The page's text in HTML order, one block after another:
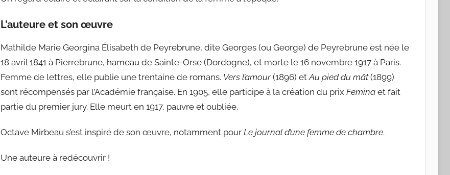
L’auteure et son œuvre
Mathilde Marie Georgina Élisabeth de Peyrebrune, dite Georges (ou George) de Peyrebrune est née le
18 avril 1841 à Pierrebrune, hameau de Sainte-Orse (Dordogne), et morte le 16 novembre 1917 à Paris.
Femme de lettres, elle publie une trentaine de romans. Vers l’amour(1896) etAu pied du mât(1899)
sont récompensés par l’Académie française. En 1905, elle participe à la création du prix Femina et fait
partie du premier jury. Elle meurt en 1917, pauvre et oubliée.
Octave Mirbeau s’est inspiré de son œuvre, notamment pourLe journal d’une femme de chambre.
Une auteure à redécouvrir !